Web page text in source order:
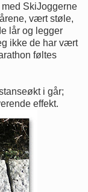
med SkiJoggerne
vært støle,
lår og legger
ikke de har vært
føltes
i går;
effekt.